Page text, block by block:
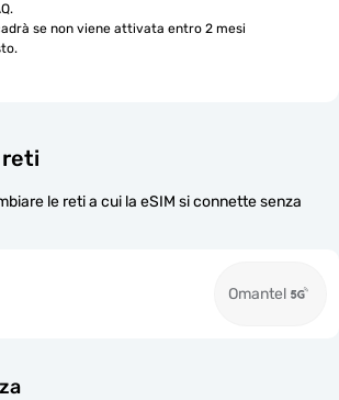
se non viene attivata entro 2 mesi
reti
le reti a cui la eSIM si connette senza
Omantel